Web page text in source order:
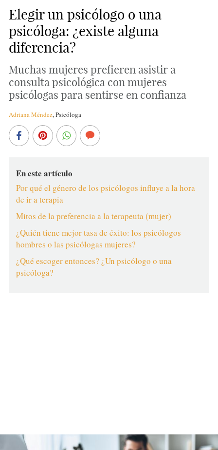
Elegir un psicólogo o una
psicóloga: ¿existe alguna
diferencia?
Muchas mujeres prefieren asistir a
consulta psicológica con mujeres
psicólogas para sentirse en confianza
Adriana Méndez,Psicóloga
En este artículo
Por qué el género de los psicólogos influye a la hora
de ir a terapia
Mitos de la preferencia a la terapeuta (mujer)
¿Quién tiene mejor tasa de éxito: los psicólogos
hombres o las psicólogas mujeres?
¿Qué escoger entonces? ¿Un psicólogo o una
psicóloga?